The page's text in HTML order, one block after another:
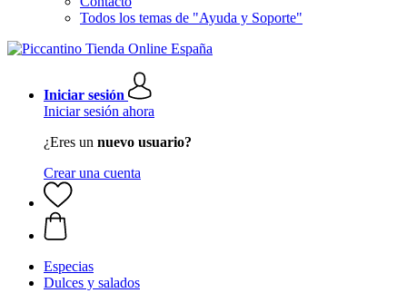
Todos los temas de "Ayuda y Soporte"
Iniciar sesión
Iniciar sesión ahora
¿Eres un nuevo usuario?
Crear una cuenta
Especias
Dulces y salados